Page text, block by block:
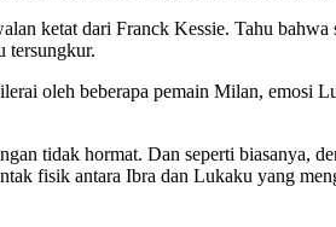
ketat dari Franck Kessie. Tahu
tersungkur.
oleh beberapa pemain Milan, emosi
tidak hormat. Dan seperti biasanya,
fisik antara Ibra dan Lukaku yang